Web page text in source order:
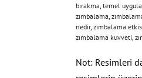
bırakma, temel
zımbalama,
nedir, zımbalama
zımbalama kuvveti,
Not: Resimleri